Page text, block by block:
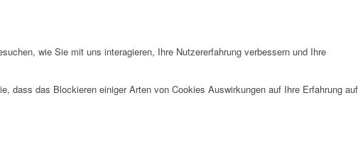
wie Sie mit uns interagieren, Ihre Nutzererfahrung verbessern und Ihre
dass das Blockieren einiger Arten von Cookies Auswirkungen auf Ihre Erfahrung auf